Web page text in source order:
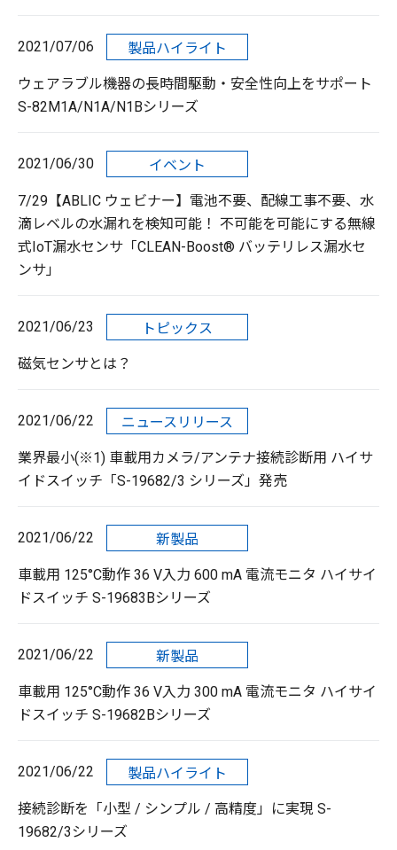
2021/07/06 製品ハイライト
ウェアラブル機器の長時間駆動・安全性向上をサポート
S-82M1A/N1A/N1Bシリーズ
2021/06/30 イベント
7/29【ABLIC ウェビナー】電池不要、配線工事不要、水
滴レベルの水漏れを検知可能！ 不可能を可能にする無線
式IoT漏水センサ「CLEAN-Boost® バッテリレス漏水セ
ンサ」
2021/06/23 トピックス
磁気センサとは？
2021/06/22 ニュースリリース
業界最小(※1) 車載用カメラ/アンテナ接続診断用 ハイサ
イドスイッチ「S-19682/3 シリーズ」発売
2021/06/22 新製品
車載用 125°C動作 36 V入力 600 mA 電流モニタ ハイサイ
ドスイッチ S-19683Bシリーズ
2021/06/22 新製品
車載用 125°C動作 36 V入力 300 mA 電流モニタ ハイサイ
ドスイッチ S-19682Bシリーズ
2021/06/22 製品ハイライト
接続診断を「小型 / シンプル / 高精度」に実現 S-
19682/3シリーズ